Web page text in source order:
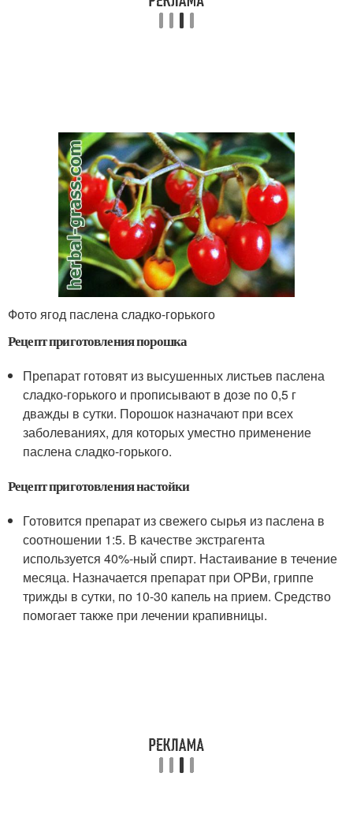
Фото ягод паслена сладко-горького
Рецепт приготовления порошка
Препарат готовят из высушенных листьев паслена
сладко-горького и прописывают в дозе по 0,5 г
дважды в сутки. Порошок назначают при всех
заболеваниях, для которых уместно применение
паслена сладко-горького.
Рецепт приготовления настойки
Готовится препарат из свежего сырья из паслена в
соотношении 1:5. В качестве экстрагента
используется 40%-ный спирт. Настаивание в течение
месяца. Назначается препарат при ОРВи, гриппе
трижды в сутки, по 10-30 капель на прием. Средство
помогает также при лечении крапивницы.